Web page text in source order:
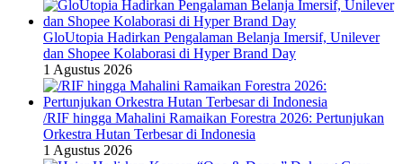
GloUtopia Hadirkan Pengalaman Belanja Imersif, Unilever
dan Shopee Kolaborasi di Hyper Brand Day
1 Agustus 2026
/RIF hingga Mahalini Ramaikan Forestra 2026: Pertunjukan
Orkestra Hutan Terbesar di Indonesia
1 Agustus 2026